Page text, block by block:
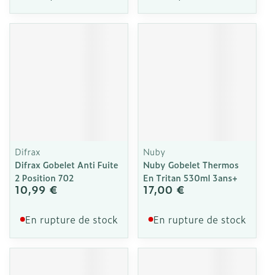
Difrax
Difrax Gobelet Anti Fuite
2 Position 702
10,99 €
En rupture de stock
Nuby
Nuby Gobelet Thermos
En Tritan 530ml 3ans+
17,00 €
En rupture de stock